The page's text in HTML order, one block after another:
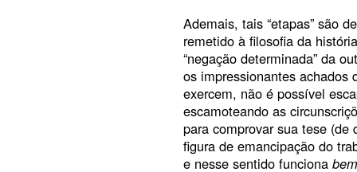
Ademais, tais “etapas” são
remetido à filosofia da
“negação determinada” da
os impressionantes achados
exercem, não é possível
escamoteando as
para comprovar sua tese
figura de emancipação do
e nesse sentido funciona